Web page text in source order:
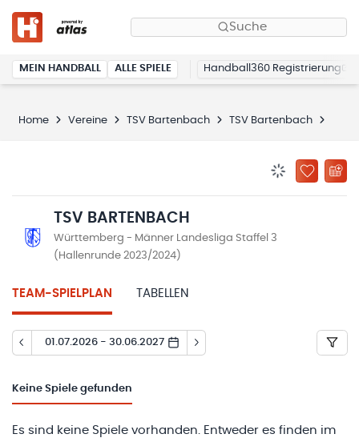
Suche
MEIN HANDBALL ALLE SPIELE Handball360 Registrierung
Home Vereine TSV Bartenbach TSV Bartenbach
ZU
TSV BARTENBACH
Württemberg - Männer Landesliga Staffel 3
(Hallenrunde 2023/2024)
TEAM-SPIELPLAN TABELLEN
01.07.2026 - 30.06.2027
Keine Spiele gefunden
Es sind keine Spiele vorhanden. Entweder es finden im